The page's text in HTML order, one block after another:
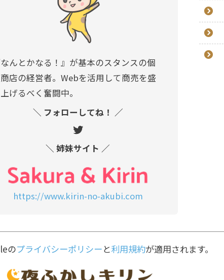
なんとかなる！』が基本のスタンスの個
店の経営者。Webを活用して商売を盛
げるべく奮闘中。
＼ フォローしてね！ ／
＼ 姉妹サイト ／
https://www.kirin-no-akubi.com
のプライバシーポリシーと利用規約が適用されます。